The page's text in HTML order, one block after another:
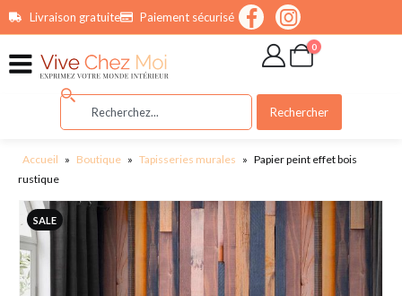
principalLivraison gratuite Paiement sécurisé
0
Rechercher
Accueil » Boutique » Tapisseries murales » Papier peint effet bois
rustique
SALE